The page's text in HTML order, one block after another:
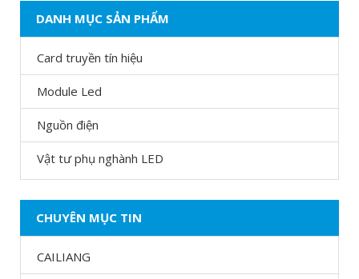
DANH MỤC SẢN PHẨM
Card truyền tín hiệu
Module Led
Nguồn điện
Vật tư phụ nghành LED
CHUYÊN MỤC TIN
CAILIANG